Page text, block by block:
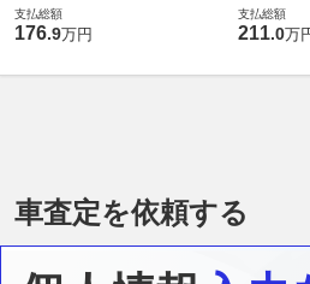
支払総額
176.9万円
支払総額
211.0万
車査定を依頼する